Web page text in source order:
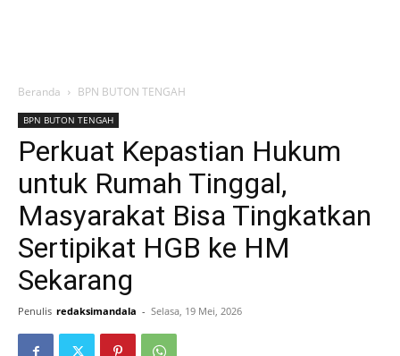
Beranda BPN BUTON TENGAH
BPN BUTON TENGAH
Perkuat Kepastian Hukum
untuk Rumah Tinggal,
Masyarakat Bisa Tingkatkan
Sertipikat HGB ke HM
Sekarang
Penulis redaksimandala - Selasa, 19 Mei, 2026